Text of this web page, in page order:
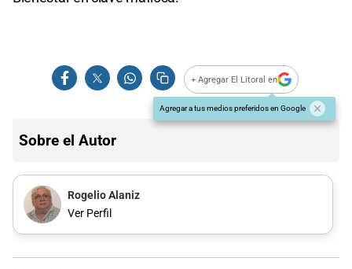
+ Agregar El Litoral en
Agregar a tus medios preferidos en Google
Sobre el Autor
Rogelio Alaniz
Ver Perfil